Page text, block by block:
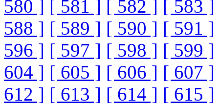
580 ] [ 581 ] [ 582 ] [ 583 ]
588 ] [ 589 ] [ 590 ] [ 591 ]
596 ] [ 597 ] [ 598 ] [ 599 ]
604 ] [ 605 ] [ 606 ] [ 607 ]
612 ] [ 613 ] [ 614 ] [ 615 ]